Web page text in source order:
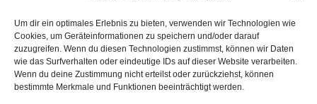
Um dir ein optimales Erlebnis zu bieten, verwenden wir Technologien wie
Cookies, um Geräteinformationen zu speichern und/oder darauf
zuzugreifen. Wenn du diesen Technologien zustimmst, können wir Daten
wie das Surfverhalten oder eindeutige IDs auf dieser Website verarbeiten.
Wenn du deine Zustimmung nicht erteilst oder zurückziehst, können
bestimmte Merkmale und Funktionen beeinträchtigt werden.
Kundenstimmen